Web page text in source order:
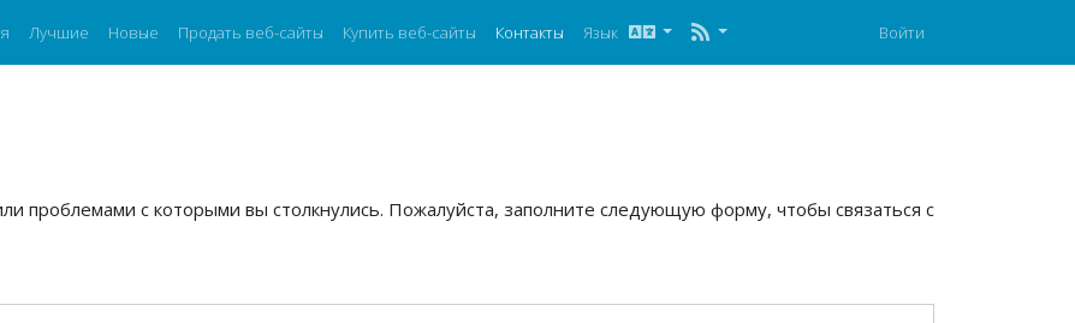
Лучшие Новые Продать веб-сайты Купить веб-сайты Контакты Язык Войти
проблемами с которыми вы столкнулись. Пожалуйста, заполните следующую форму, чтобы связаться с